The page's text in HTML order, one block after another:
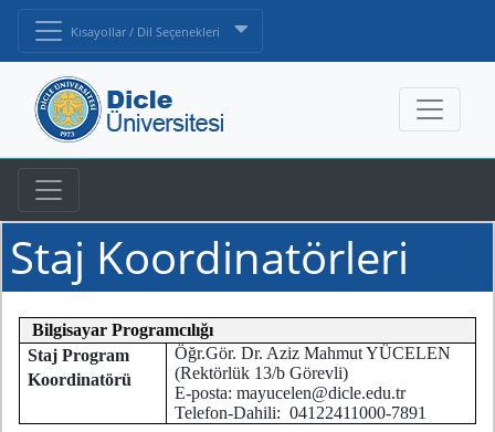
Kısayollar / Dil Seçenekleri
Staj Koordinatörleri
Bilgisayar Programcılığı
Staj Program
Koordinatörü
Öğr.Gör. Dr. Aziz Mahmut YÜCELEN
(Rektörlük 13/b Görevli)
E-posta: mayucelen@dicle.edu.tr
Telefon-Dahili: 04122411000-7891